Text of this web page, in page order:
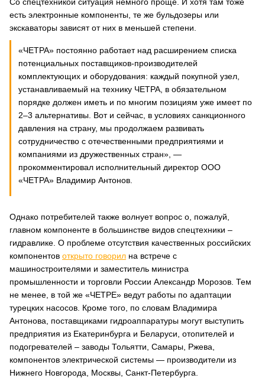
есть электронные компоненты, те же бульдозеры или
экскаваторы зависят от них в меньшей степени.
«ЧЕТРА» постоянно работает над расширением списка
потенциальных поставщиков-производителей
комплектующих и оборудования: каждый покупной узел,
устанавливаемый на технику ЧЕТРА, в обязательном
порядке должен иметь и по многим позициям уже имеет по
2–3 альтернативы. Вот и сейчас, в условиях санкционного
давления на страну, мы продолжаем развивать
сотрудничество с отечественными предприятиями и
компаниями из дружественных стран», —
прокомментировал исполнительный директор ООО
«ЧЕТРА» Владимир Антонов.
Однако потребителей также волнует вопрос о, пожалуй,
главном компоненте в большинстве видов спецтехники –
гидравлике. О проблеме отсутствия качественных российских
компонентов открыто говорил на встрече с
машиностроителями и заместитель министра
промышленности и торговли России Александр Морозов. Тем
не менее, в той же «ЧЕТРЕ» ведут работы по адаптации
турецких насосов. Кроме того, по словам Владимира
Антонова, поставщиками гидроаппаратуры могут выступить
предприятия из Екатеринбурга и Беларуси, отопителей и
подогревателей – заводы Тольятти, Самары, Ржева,
компонентов электрической системы — производители из
Нижнего Новгорода, Москвы, Санкт-Петербурга.